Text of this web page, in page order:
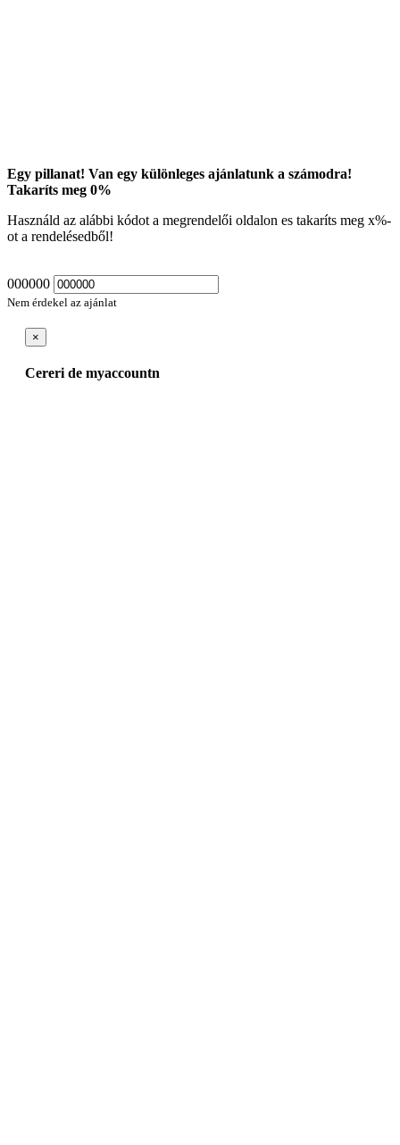
Egy pillanat! Van egy különleges ajánlatunk a számodra!
Takaríts meg 0%
Használd az alábbi kódot a megrendelői oldalon es takaríts meg x%-
ot a rendelésedből!
000000
Nem érdekel az ajánlat
×
Cereri de myaccountn